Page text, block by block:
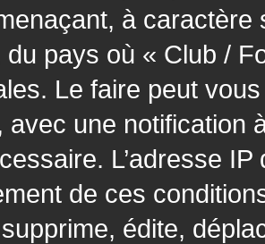
à
pays où « Club /
Le faire peut
avec une notification
L’adresse
de ces
édite,